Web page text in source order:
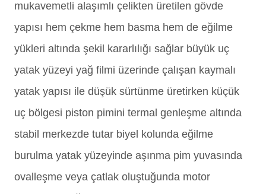
mukavemetli alaşımlı çelikten üretilen gövde
yapısı hem çekme hem basma hem de eğilme
yükleri altında şekil kararlılığı sağlar büyük uç
yatak yüzeyi yağ filmi üzerinde çalışan kaymalı
yatak yapısı ile düşük sürtünme üretirken küçük
uç bölgesi piston pimini termal genleşme altında
stabil merkezde tutar biyel kolunda eğilme
burulma yatak yüzeyinde aşınma pim yuvasında
ovalleşme veya çatlak oluştuğunda motor